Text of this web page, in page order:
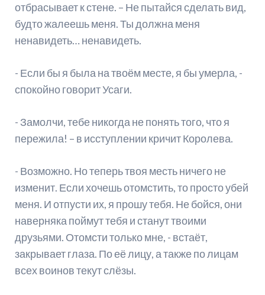
отбрасывает к стене. – Не пытайся сделать вид,
будто жалеешь меня. Ты должна меня
ненавидеть… ненавидеть.
- Если бы я была на твоём месте, я бы умерла, -
спокойно говорит Усаги.
- Замолчи, тебе никогда не понять того, что я
пережила! – в исступлении кричит Королева.
- Возможно. Но теперь твоя месть ничего не
изменит. Если хочешь отомстить, то просто убей
меня. И отпусти их, я прошу тебя. Не бойся, они
наверняка поймут тебя и станут твоими
друзьями. Отомсти только мне, - встаёт,
закрывает глаза. По её лицу, а также по лицам
всех воинов текут слёзы.